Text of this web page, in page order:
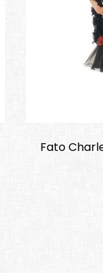
Fato